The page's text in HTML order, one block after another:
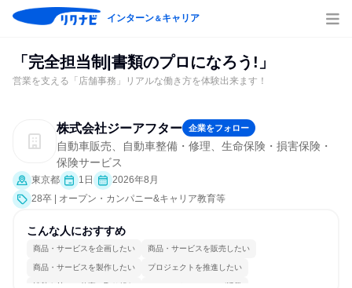
インターン＆キャリア
「完全担当制|書類のプロになろう!」
営業を支える「店舗事務」リアルな働き方を体験出来ます！
株式会社ジーアフター 企業をフォロー
自動車販売、自動車整備・修理、生命保険・損害保険・
保険サービス
東京都 1日
2026年8月
28卒 | オープン・カンパニー&キャリア教育等
こんな人におすすめ
商品・サービスを企画したい 商品・サービスを販売したい
商品・サービスを製作したい プロジェクトを推進したい
情熱を持って仕事に取り組む コミュニケーションが活発